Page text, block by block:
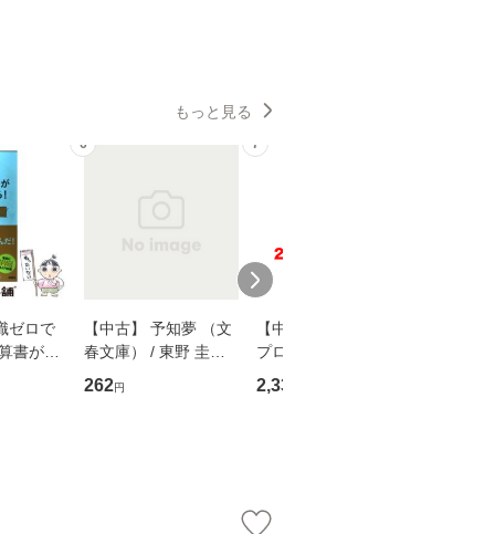
もっと見る
ゼロで
書が読
6
【中古】 予知夢 （文
春文庫） / 東野 圭吾 /
文藝春秋 [文庫]【メー
ル便送料無料】
262円
7
【中古】 野ブタ。を
プロデュース [DVD-B
OX] / バップ [DVD]
【メール便送料無料】
2,335